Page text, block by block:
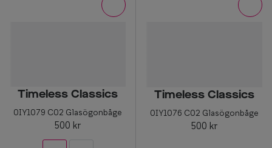
Timeless Classics
0IY1079 C02 Glasögonbåge
500 kr
Timeless Classics
0IY1076 C02 Glasögonbåge
500 kr